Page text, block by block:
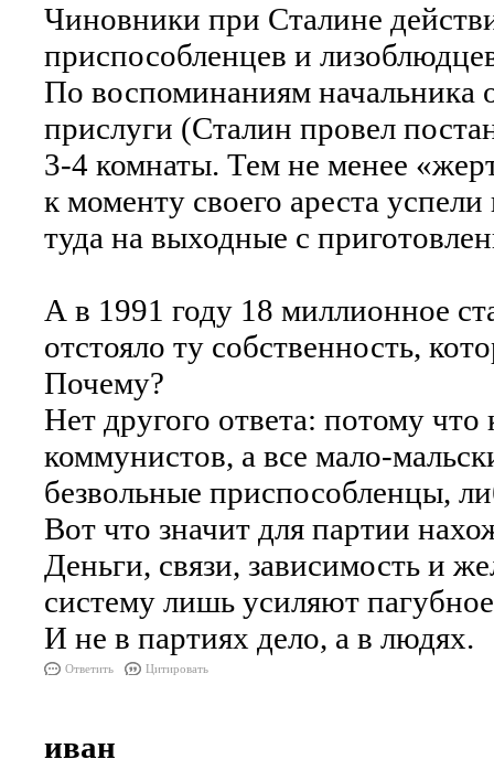
Чиновники при Сталине
приспособленцев и
По воспоминаниям начальника
прислуги (Сталин провел
3-4 комнаты. Тем не менее
к моменту своего ареста
туда на выходные с
А в 1991 году 18 миллионное
отстояло ту собственность,
Почему?
Нет другого ответа: потому
коммунистов, а все мало-
безвольные приспособленцы,
Вот что значит для партии
Деньги, связи, зависимость и
систему лишь усиляют
И не в партиях дело, а в людях.
Ответить Цитировать
иван